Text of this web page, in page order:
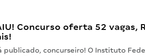
Concurso oferta 52 vagas,
publicado, concurseiro! O Instituto